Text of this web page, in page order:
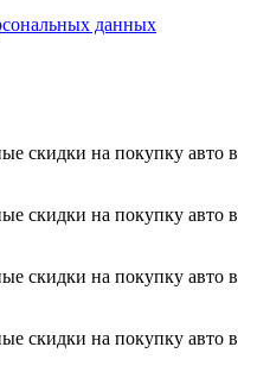
данных
скидки на покупку авто в
скидки на покупку авто в
скидки на покупку авто в
скидки на покупку авто в